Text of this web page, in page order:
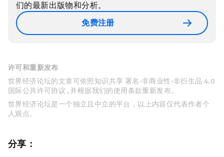
们的最新出版物和分析。
免费注册
许可和重新发布
世界经济论坛的文章可依照知识共享 署名-非商业性-非衍生品 4.0
国际公共许可协议 , 并根据我们的使用条款重新发布。
世界经济论坛是一个独立且中立的平台，以上内容仅代表作者个
人观点。
分享：